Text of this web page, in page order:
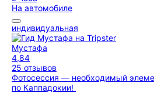
На автомобиле
индивидуальная
Мустафа
4,84
25 отзывов
Фотосессия — необходимый
по Каппадокии!